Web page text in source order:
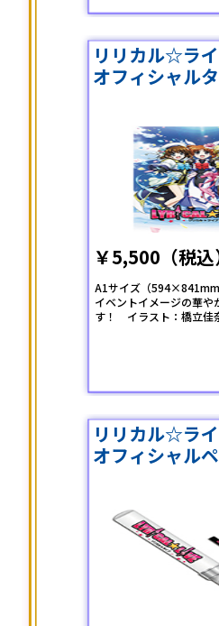
リリカル☆ライ
オフィシャル
￥5,500（税込
A1サイズ（594×841mm
イベントイメージの華や
す！ イラスト：橋立佳
リリカル☆ライ
オフィシャル